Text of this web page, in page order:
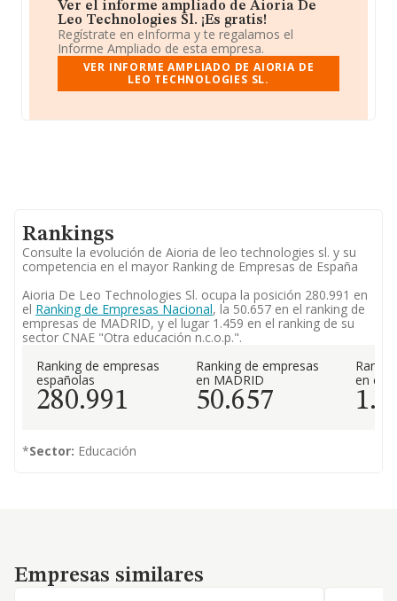
Ver el informe ampliado de Aioria De
Leo Technologies Sl. ¡Es gratis!
Regístrate en eInforma y te regalamos el
Informe Ampliado de esta empresa.
VER INFORME AMPLIADO DE AIORIA DE
LEO TECHNOLOGIES SL.
Rankings
Consulte la evolución de Aioria de leo technologies sl. y su
competencia en el mayor Ranking de Empresas de España
Aioria De Leo Technologies Sl. ocupa la posición 280.991 en
el Ranking de Empresas Nacional, la 50.657 en el ranking de
empresas de MADRID, y el lugar 1.459 en el ranking de su
sector CNAE "Otra educación n.c.o.p.".
Ranking de empresas
españolas
280.991
Ranking de empresas
en MADRID
50.657
en el
*Sector: Educación
Empresas similares
Empresas similares